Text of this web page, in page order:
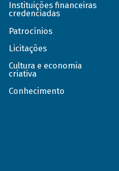
Instituições financeiras
credenciadas
Patrocínios
Licitações
Cultura e economia
criativa
Conhecimento